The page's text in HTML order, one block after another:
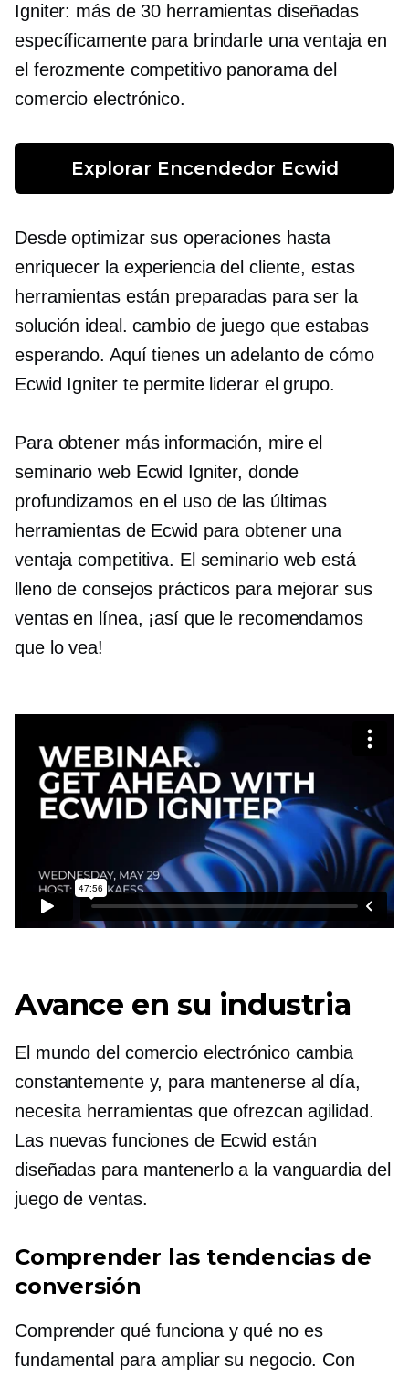
Igniter: más de 30 herramientas diseñadas
específicamente para brindarle una ventaja en
el ferozmente competitivo panorama del
comercio electrónico.
Explorar Encendedor Ecwid
Desde optimizar sus operaciones hasta
enriquecer la experiencia del cliente, estas
herramientas están preparadas para ser la
solución ideal.cambio de juegoque estabas
esperando. Aquí tienes un adelanto de cómo
Ecwid Igniter te permite liderar el grupo.
Para obtener más información, mire el
seminario web Ecwid Igniter, donde
profundizamos en el uso de las últimas
herramientas de Ecwid para obtener una
ventaja competitiva. El seminario web está
lleno de consejos prácticos para mejorar sus
ventas en línea, ¡así que le recomendamos
que lo vea!
Avance en su industria
El mundo del comercio electrónico cambia
constantemente y, para mantenerse al día,
necesita herramientas que ofrezcan agilidad.
Las nuevas funciones de Ecwid están
diseñadas para mantenerlo a la vanguardia del
juego de ventas.
Comprender las tendencias de
conversión
Comprender qué funciona y qué no es
fundamental para ampliar su negocio. Con